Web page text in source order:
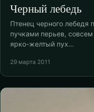
Черный лебедь
Птенец черного лебедя
пучками перьев,
ярко-желтый пух…
29 марта 2011